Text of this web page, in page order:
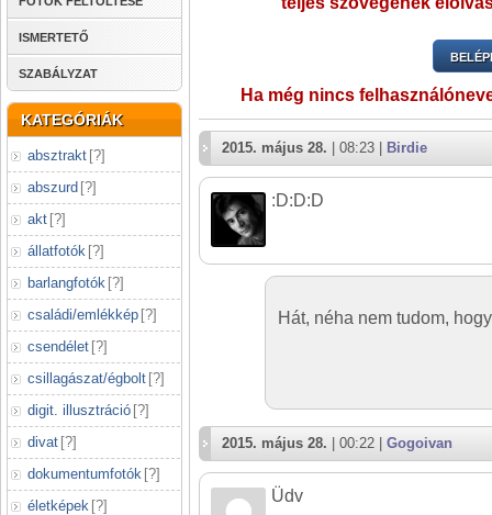
ISMERTETŐ
SZABÁLYZAT
KATEGÓRIÁK
absztrakt [?]
abszurd [?]
akt [?]
állatfotók [?]
barlangfotók [?]
családi/emlékkép [?]
csendélet [?]
csillagászat/égbolt [?]
digit. illusztráció [?]
divat [?]
dokumentumfotók [?]
életképek [?]
Ha még nincs
2015. május 28. | 08:23 | Birdie
:D:D:D
Hát, néha nem tudom,
2015. május 28. | 00:22 | Gogoivan
Üdv